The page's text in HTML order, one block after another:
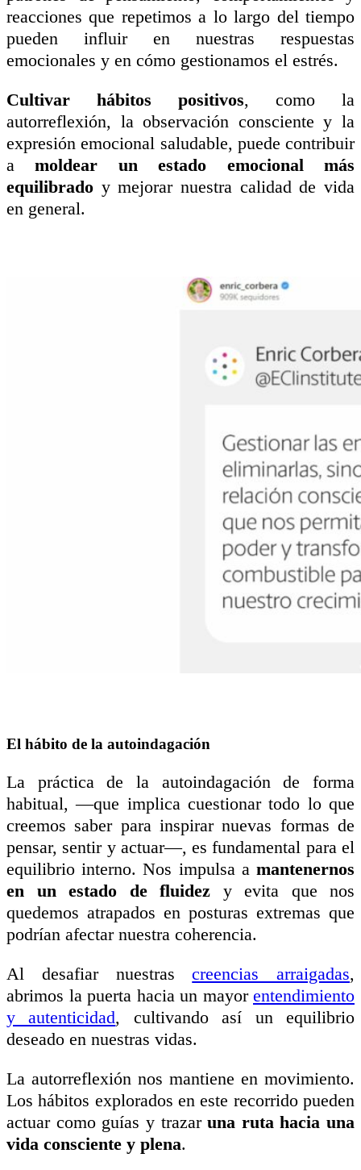
reacciones que repetimos a lo largo del tiempo
pueden influir en nuestras respuestas
emocionales y en cómo gestionamos el estrés.
Cultivar hábitos positivos, como la
autorreflexión, la observación consciente y la
expresión emocional saludable, puede contribuir
amoldear un estado emocional más
equilibrado y mejorar nuestra calidad de vida
en general.
El hábito de la autoindagación
La práctica de la autoindagación de forma
habitual, —que implica cuestionar todo lo que
creemos saber para inspirar nuevas formas de
pensar, sentir y actuar—, es fundamental para el
equilibrio interno. Nos impulsa a mantenernos
en un estado de fluidez y evita que nos
quedemos atrapados en posturas extremas que
podrían afectar nuestra coherencia.
Al desafiar nuestrascreencias arraigadas,
abrimos la puerta hacia un mayor entendimiento
y autenticidad, cultivando así un equilibrio
deseado en nuestras vidas.
La autorreflexión nos mantiene en movimiento.
Los hábitos explorados en este recorrido pueden
actuar como guías y trazaruna ruta hacia una
vida consciente y plena.